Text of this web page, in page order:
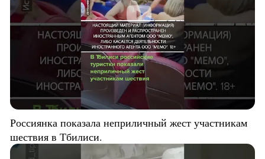
Россиянка показала неприличный жест участникам
шествия в Тбилиси.